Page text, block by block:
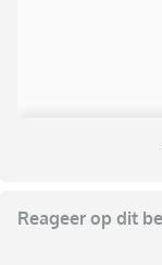
Reageer op dit